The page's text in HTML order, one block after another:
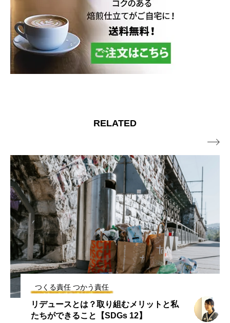
RELATED
つくる責任 つかう責任
トレーサビリティとは？意味や種類、課
題についてわかりやすく解説！
